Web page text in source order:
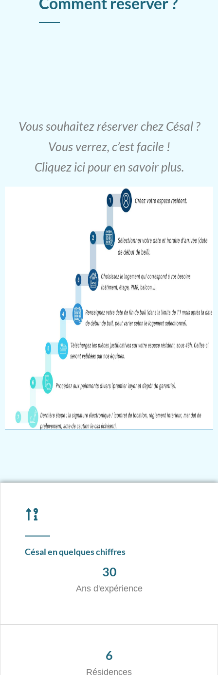
Vous souhaitez réserver chez Césal ?
Vous verrez, c’est facile !
Cliquez ici pour en savoir plus.
Césal en quelques chiffres
Ans d'expérience
30
Résidences
6